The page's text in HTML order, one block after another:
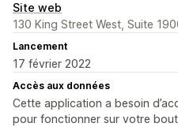
Site web
130 King Street West, Suite
Lancement
17 février 2022
Accès aux données
Cette application a besoin
pour fonctionner sur votre